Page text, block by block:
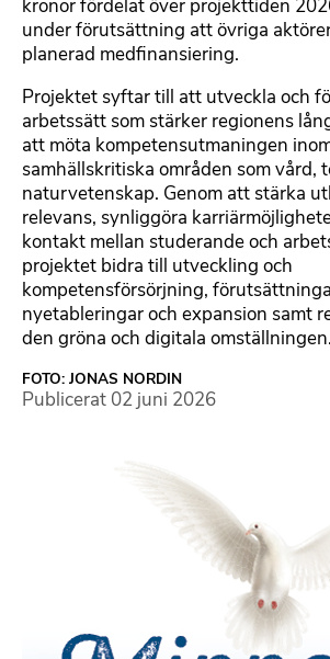
kronor fördelat över projekttiden
under förutsättning att övriga
planerad medfinansiering.
Projektet syftar till att utveckla och
arbetssätt som stärker regionens
att möta kompetensutmaningen
samhällskritiska områden som vård,
naturvetenskap. Genom att stärka
relevans, synliggöra
kontakt mellan studerande och
projektet bidra till utveckling och
kompetensförsörjning,
nyetableringar och expansion samt
den gröna och digitala omställningen.
FOTO: JONAS NORDIN
Publicerat 02 juni 2026